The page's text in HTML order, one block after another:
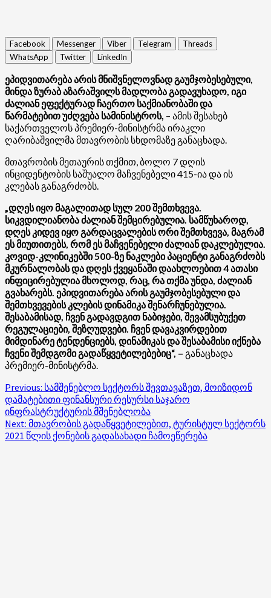
Facebook Messenger Viber Telegram
Threads
WhatsApp
Twitter LinkedIn
ეპიდვითარება არის მნიშვნელოვნად გაუმჯობესებული,
მინდა ზურაბ აზარაშვილს მადლობა გადავუხადო, იგი
ძალიან ეფექტურად ჩაერთო საქმიანობაში და
წარმატებით უძღვება სამინისტროს, – ამის შესახებ
საქართველოს პრემიერ-მინისტრმა ირაკლი
ღარიბაშვილმა მთავრობის სხდომაზე განაცხადა.
მთავრობის მეთაურის თქმით, ბოლო 7 დღის
ინციდენტობის საშუალო მაჩვენებელი 415-ია და ის
კლებას განაგრძობს.
„დღეს იყო მაგალითად სულ 200 შემთხვევა.
სიკვდილიანობა ძალიან შემცირებულია. სამწუხაროდ,
დღეს კიდევ იყო გარდაცვალების ორი შემთხვევა, მაგრამ
ეს მიუთითებს, რომ ეს მაჩვენებელი ძალიან დაკლებულია.
კოვიდ-კლინიკებში 500-ზე ნაკლები პაციენტი განაგრძობს
მკურნალობას და დღეს ქვეყანაში დაახლოებით 4 ათასი
ინფიცირებულია მხოლოდ, რაც, რა თქმა უნდა, ძალიან
გვახარებს. ეპიდვითარება არის გაუმჯობესებული და
შემთხვევების კლების დინამიკა შენარჩუნებულია.
შესაბამისად, ჩვენ გადავდგით ნაბიჯები, შევამსუბუქეთ
რეგულაციები, შეზღუდვები. ჩვენ დავაკვირდებით
მიმდინარე ტენდენციებს, დინამიკას და შესაბამისი იქნება
ჩვენი შემდგომი გადაწყვეტილებებიც“, – განაცხადა
პრემიერ-მინისტრმა.
Post
navigation
Previous: სამშენებლო სექტორს შევთავაზეთ, მოიზიდონ
დამატებითი ფინანსური რესურსი საჯარო
ინფრასტრუქტურის მშენებლობა
Next: მთავრობის გადაწყვეტილებით, ტურისტულ სექტორს
2021 წლის ქონების გადასახადი ჩამოეწერება